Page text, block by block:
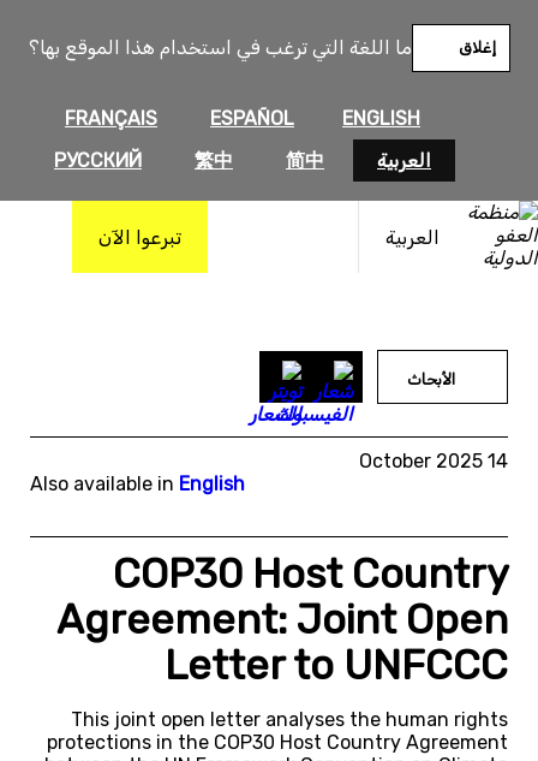
ما اللغة التي ترغب في استخدام هذا الموقع بها؟
ENGLISH
ESPAÑOL
FRANÇAIS
العربية
简中
繁中
РУССКИЙ
إغلاق
العربية تبرعوا الآن
المحتوى
الأبحاث
14 October 2025
Also available in English
COP30 Host Country
Agreement: Joint Open
Letter to UNFCCC
This joint open letter analyses the human rights
protections in the COP30 Host Country Agreement